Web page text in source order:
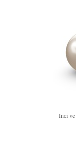
Inci ve